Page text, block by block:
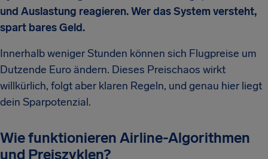
und Auslastung reagieren. Wer das System versteht,
spart bares Geld.
Innerhalb weniger Stunden können sich Flugpreise um
Dutzende Euro ändern. Dieses Preischaos wirkt
willkürlich, folgt aber klaren Regeln, und genau hier liegt
dein Sparpotenzial.
Wie funktionieren Airline-Algorithmen
und Preiszyklen?